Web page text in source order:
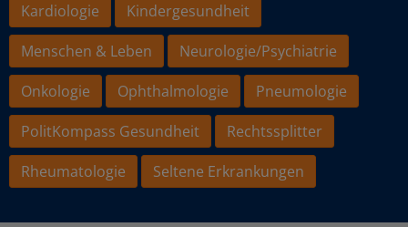
Kardiologie
Kindergesundheit
Menschen & Leben
Neurologie/Psychiatrie
Onkologie
Ophthalmologie
Pneumologie
PolitKompass Gesundheit
Rechtssplitter
Rheumatologie
Seltene Erkrankungen